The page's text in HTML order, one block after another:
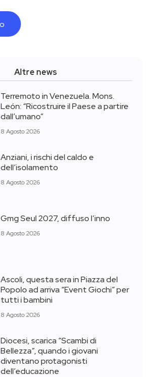
Altre news
Terremoto in Venezuela. Mons.
León: “Ricostruire il Paese a partire
dall’umano”
8 Agosto 2026
Anziani, i rischi del caldo e
dell’isolamento
8 Agosto 2026
Gmg Seul 2027, diffuso l’inno
8 Agosto 2026
Ascoli, questa sera in Piazza del
Popolo ad arriva “Event Giochi” per
tutti i bambini
8 Agosto 2026
Diocesi, scarica “Scambi di
Bellezza”, quando i giovani
diventano protagonisti
dell’educazione